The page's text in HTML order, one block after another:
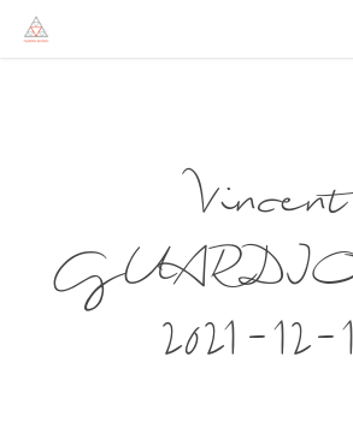
Vincent
2021-12-